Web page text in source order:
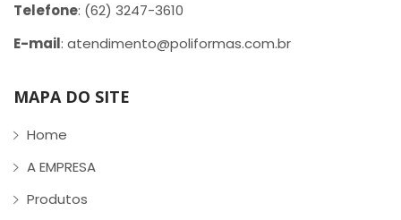
Telefone: (62) 3247-3610
E-mail: atendimento@poliformas.com.br
MAPA DO SITE
Home
A EMPRESA
Produtos